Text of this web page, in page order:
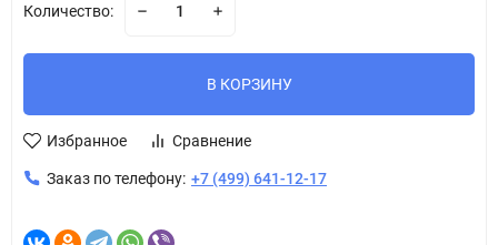
Количество:
В КОРЗИНУ
Избранное Сравнение
Заказ по телефону: +7 (499) 641-12-17